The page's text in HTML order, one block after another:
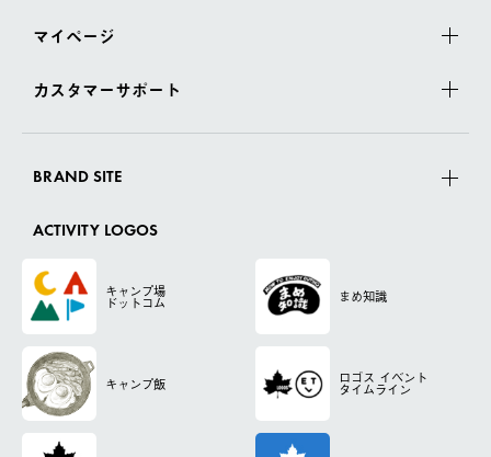
マイページ
カスタマーサポート
BRAND SITE
ACTIVITY LOGOS
キャンプ場
ドットコム まめ知識
キャンプ飯 ロゴス イベント
タイムライン